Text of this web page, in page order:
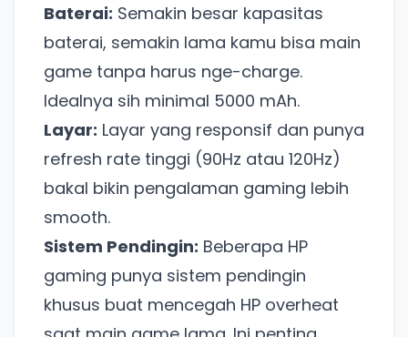
Baterai: Semakin besar kapasitas
baterai, semakin lama kamu bisa main
game tanpa harus nge-charge.
Idealnya sih minimal 5000 mAh.
Layar: Layar yang responsif dan punya
refresh rate tinggi (90Hz atau 120Hz)
bakal bikin pengalaman gaming lebih
smooth.
Sistem Pendingin: Beberapa HP
gaming punya sistem pendingin
khusus buat mencegah HP overheat